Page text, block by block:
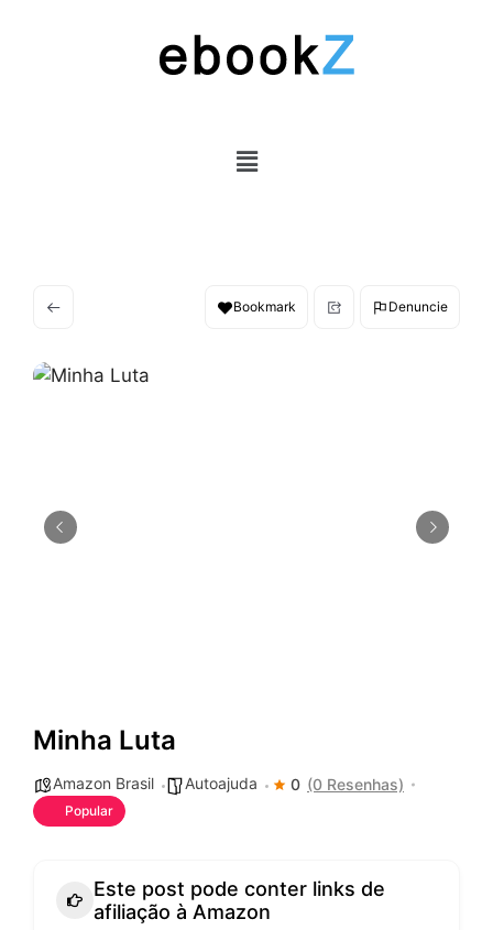
Bookmark Denuncie
Minha Luta
Amazon Brasil Autoajuda 0 (0 Resenhas)
Popular
Este post pode conter links de
afiliação à Amazon